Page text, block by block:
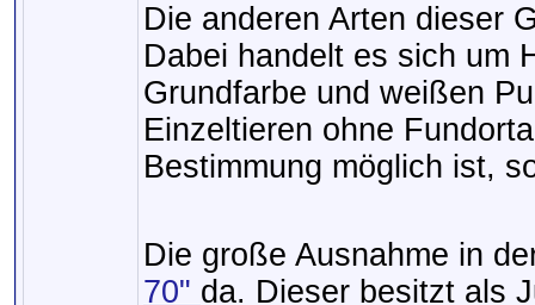
Die anderen Arten dieser
Dabei handelt es sich um
Grundfarbe und weißen
Einzeltieren ohne
Bestimmung möglich ist,
Die große Ausnahme in
70" da. Dieser besitzt als